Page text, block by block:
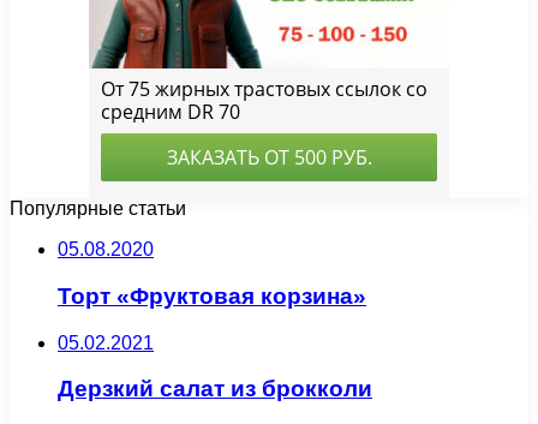
Популярные статьи
05.08.2020
Торт «Фруктовая корзина»
05.02.2021
Дерзкий салат из брокколи